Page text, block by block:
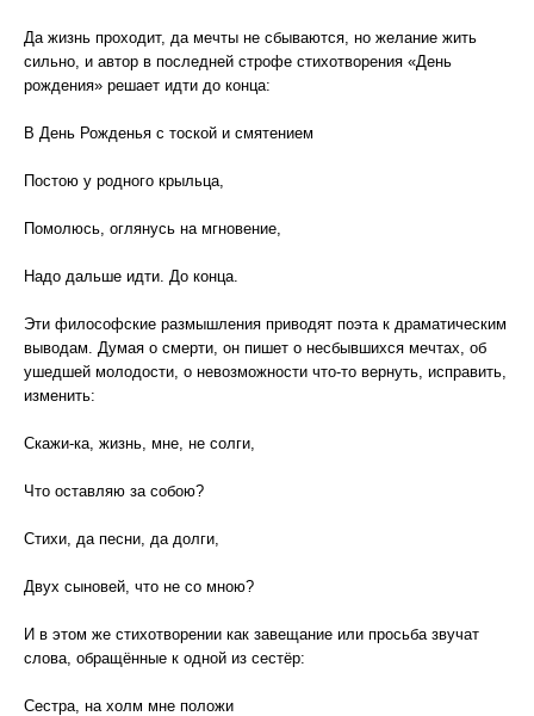
Да жизнь проходит, да мечты не сбываются, но желание жить
сильно, и автор в последней строфе стихотворения «День
рождения» решает идти до конца:
В День Рожденья с тоской и смятением
Постою у родного крыльца,
Помолюсь, оглянусь на мгновение,
Надо дальше идти. До конца.
Эти философские размышления приводят поэта к драматическим
выводам. Думая о смерти, он пишет о несбывшихся мечтах, об
ушедшей молодости, о невозможности что-то вернуть, исправить,
изменить:
Скажи-ка, жизнь, мне, не солги,
Что оставляю за собою?
Стихи, да песни, да долги,
Двух сыновей, что не со мною?
И в этом же стихотворении как завещание или просьба звучат
слова, обращённые к одной из сестёр:
Сестра, на холм мне положи